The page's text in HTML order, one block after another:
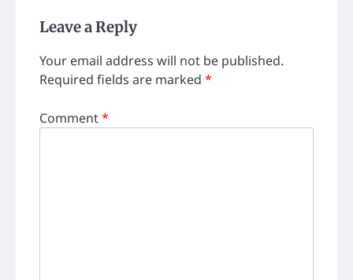
Leave a Reply
Your email address will not be published.
Required fields are marked *
Comment*